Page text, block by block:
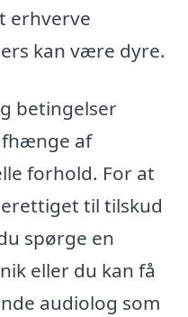
erhverve
kan være dyre.
betingelser
af
forhold. For at
til tilskud
spørge en
eller du kan få
audiolog som